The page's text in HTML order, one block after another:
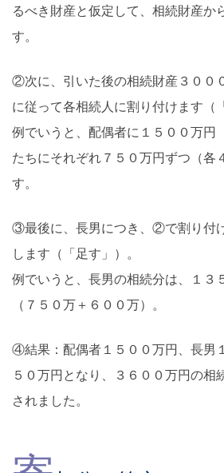
るべき財産と仮定して、相続財産か
す。
②次に、引いた後の相続財産３００
に従って各相続人に割り付けます（
例でいうと、配偶者に１５００万円
たちにそれぞれ７５０万円ずつ（各
す。
③最後に、長男につき、②で割り付
します（「足す」）。
例でいうと、長男の相続分は、１３
（７５０万＋６００万）。
④結果：配偶者１５００万円、長男
５０万円となり、３６００万円の相
されました。